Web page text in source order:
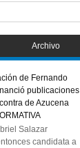
Archivo
de Fernando
publicaciones
de Azucena
Salazar
candidata a